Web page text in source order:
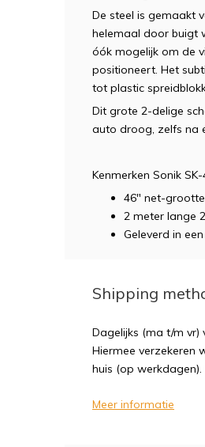
De steel is gemaakt
helemaal door buigt
óók mogelijk om de
positioneert. Het
tot plastic
Dit grote 2-delige
auto droog, zelfs na
Kenmerken Sonik
46" net-grootte
2 meter lange
Geleverd in
Shipping
Dagelijks (ma t/m vr)
Hiermee verzekeren
huis (op werkdagen).
Meer informatie